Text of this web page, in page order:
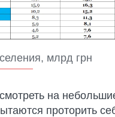
млрд грн
на
проторить